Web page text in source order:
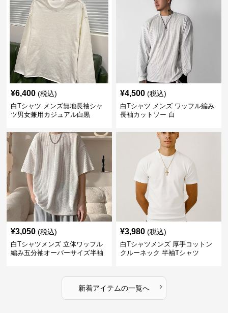
¥6,400 (税込)
白Tシャツ メンズ無地長袖シャ
ツ男女兼用カジュアル白黒
¥4,500 (税込)
白Tシャツ メンズ ワッフル編み
長袖カットソー 白
¥3,050 (税込)
白Tシャツメンズ 立体ワッフル
編み五分袖オーバーサイズ半袖
¥3,980 (税込)
白Tシャツメンズ 厚手コットン
クルーネック 半袖Tシャツ
新着アイテムの一覧へ ›